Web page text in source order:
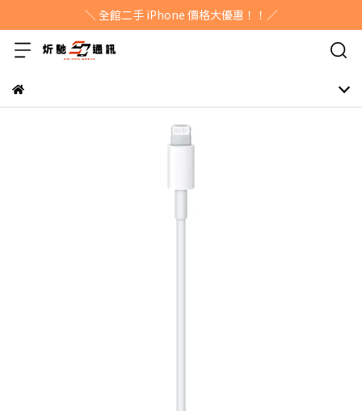
＼ 全館二手 iPhone 價格大優惠！！／